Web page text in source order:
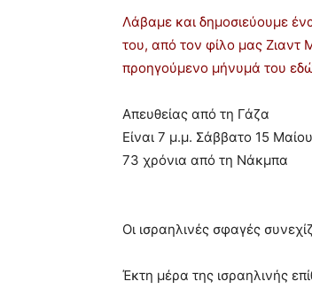
Λάβαμε και δημοσιεύουμε
του, από τον φίλο μας Ζιαντ
προηγούμενο μήνυμά του
Απευθείας από τη Γάζα
Είναι 7 μ.μ. Σάββατο 15
73 χρόνια από τη Νάκμπα
Οι ισραηλινές σφαγές
Έκτη μέρα της ισραηλινής